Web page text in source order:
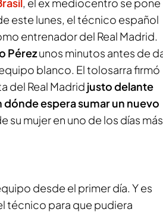
este lunes, el técnico español
entrenador del Real Madrid.
Pérezunos minutos antes de
blanco. El tolosarra firmó
del Real Madrid justo delante
dónde espera sumar un nuevo
mujer en uno de los días más
desde el primer día. Y es
técnico para que pudiera